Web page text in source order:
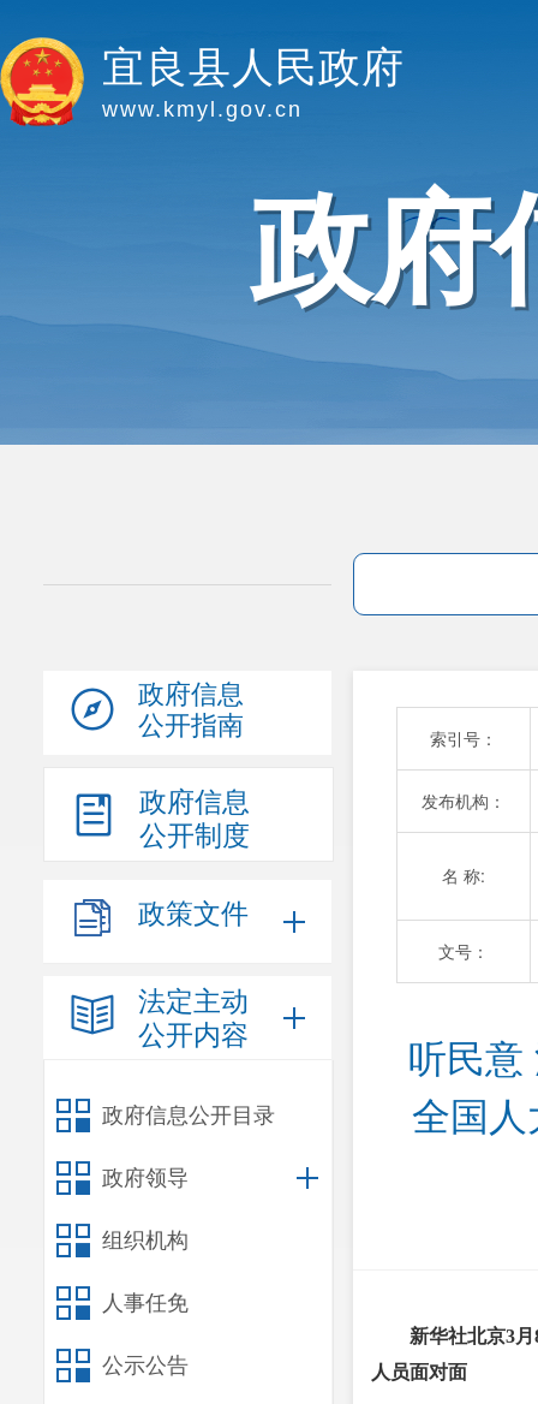
宜良县人民政府
www.kmyl.gov.cn
政府
政府信息
公开指南
政府信息
公开制度
政策文件
法定主动
公开内容
政府信息公开目录
政府领导
组织机构
人事任免
公示公告
索引号：
发布机构：
名 称:
文号：
听民意
全国人
新华社北京3
人员面对面